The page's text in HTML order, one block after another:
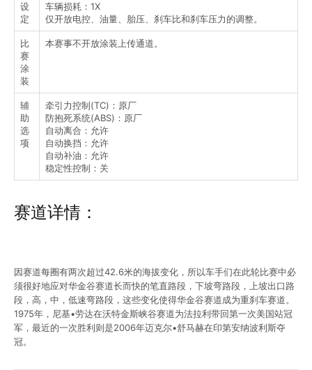
设
定
车辆损耗：1X
仅开放电控、油量、胎压、刹车比和刹车压力的调整。
比
赛
涂
装
本赛事不开放涂装上传通道。
辅
助
选
项
牵引力控制(TC)：原厂
防抱死系统(ABS)：原厂
自动离合：允许
自动换挡：允许
自动补油：允许
稳定性控制：关
赛道详情：
因赛道每圈有两次超过42.6米的海拔变化，所以车手们在此轮比赛中必
须很好地应对华金谷赛道长而快的笔直路段，下坡弯路段，上坡出口路
段，高，中，低速弯路段，这些变化使得华金谷赛道成为重刹车赛道。
1975年，尼基•劳达在沃特金斯峡谷赛道为法拉利带回第一次美国站冠
军，最近的一次胜利则是2006年迈克尔•舒马赫在印第安纳波利斯夺
冠。